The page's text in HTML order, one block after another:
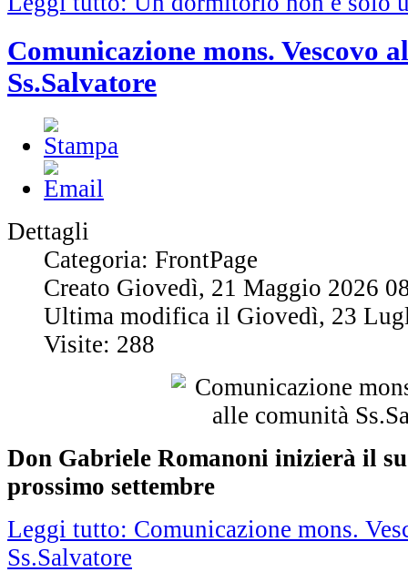
Comunicazione mons. Vescovo
Ss.Salvatore
Dettagli
Categoria: FrontPage
Creato Giovedì, 21 Maggio 2026
Ultima modifica il Giovedì, 23
Visite: 288
Don Gabriele Romanoni inizierà il
prossimo settembre
Leggi tutto: Comunicazione mons.
Ss.Salvatore